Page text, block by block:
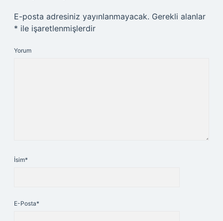
E-posta adresiniz yayınlanmayacak. Gerekli alanlar
* ile işaretlenmişlerdir
Yorum
İsim*
E-Posta*